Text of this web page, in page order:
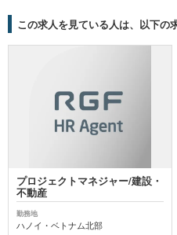
この求人を見ている人は、以下の
プロジェクトマネジャー/建設・
不動産
勤務地
ハノイ・ベトナム北部